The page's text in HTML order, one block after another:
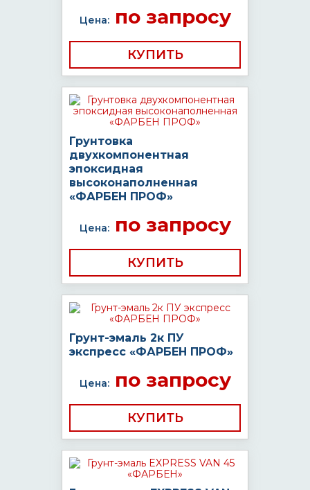
Цена:по запросу
КУПИТЬ
Грунтовка
двухкомпонентная
эпоксидная
высоконаполненная
«ФАРБЕН ПРОФ»
Цена:по запросу
КУПИТЬ
Грунт-эмаль 2к ПУ
экспресс «ФАРБЕН ПРОФ»
Цена:по запросу
КУПИТЬ